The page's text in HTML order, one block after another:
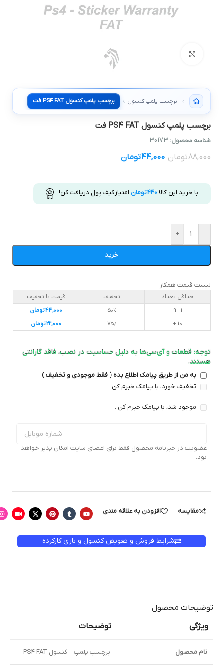
برچسب پلمپ کنسول برچسب پلمپ کنسول PS4 FAT فت
برچسب پلمپ کنسول PS4 FAT فت
شناسه محصول: 30173
88,000تومان 44,000تومان
با خرید این کالا440تومان امتیاز کیف پول دریافت کن!
-
+
خرید
لیست قیمت همکار
حداقل تعداد تخفیف
قیمت با تخفیف
1 - 9
50%
44,000تومان
10 +
75%
22,000تومان
توجه: قطعات و آی‌سی‌ها به دلیل حساسیت در نصب، فاقد گارانتی
هستند.
به من از طریق پیامک اطلاع بده ( فقط موجودی و تخفیف )
تخفیف خورد، با پیامک خبرم کن .
موجود شد، با پیامک خبرم کن .
عضویت در خبرنامه محصول فقط برای اعضای سایت امکان پذیر خواهد
بود.
مقایسه افزودن به علاقه مندی
شرایط فروش و تعویض کنسول و بازی کارکرده
توضیحات محصول
ویژگی
توضیحات
نام محصول برچسب پلمپ – کنسول PS4 FAT